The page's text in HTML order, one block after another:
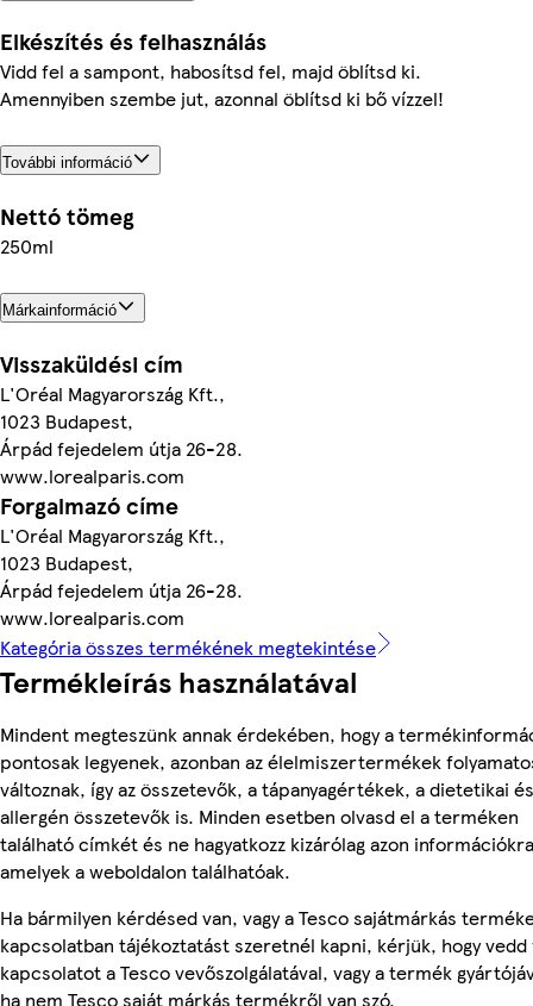
Elkészítés és felhasználás
Vidd fel a sampont, habosítsd fel, majd öblítsd ki.
Amennyiben szembe jut, azonnal öblítsd ki bő vízzel!
További információ
Nettó tömeg
250ml
Márkainformáció
Visszaküldési cím
L'Oréal Magyarország Kft.,
1023 Budapest,
Árpád fejedelem útja 26-28.
www.lorealparis.com
Forgalmazó címe
L'Oréal Magyarország Kft.,
1023 Budapest,
Árpád fejedelem útja 26-28.
www.lorealparis.com
Kategória összes termékének megtekintése
Termékleírás használatával
Mindent megteszünk annak érdekében, hogy a
pontosak legyenek, azonban az élelmiszertermékek
változnak, így az összetevők, a tápanyagértékek, a dietetikai és
allergén összetevők is. Minden esetben olvasd el a terméken
található címkét és ne hagyatkozz kizárólag azon
amelyek a weboldalon találhatóak.
Ha bármilyen kérdésed van, vagy a Tesco sajátmárkás
kapcsolatban tájékoztatást szeretnél kapni, kérjük, hogy vedd
kapcsolatot a Tesco vevőszolgálatával, vagy a termék
ha nem Tesco saját márkás termékről van szó.